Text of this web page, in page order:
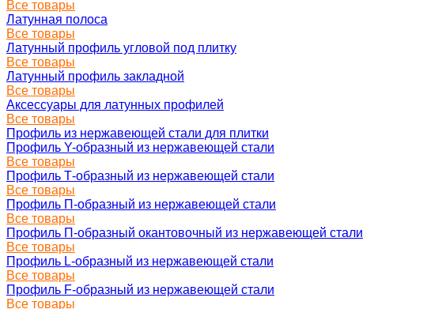
Все товары
Латунная полоса
Все товары
Латунный профиль угловой под плитку
Все товары
Латунный профиль закладной
Все товары
Аксессуары для латунных профилей
Все товары
Профиль из нержавеющей стали для плитки
Профиль Y-образный из нержавеющей стали
Все товары
Профиль Т-образный из нержавеющей стали
Все товары
Профиль П-образный из нержавеющей стали
Все товары
Профиль П-образный окантовочный из нержавеющей стали
Все товары
Профиль L-образный из нержавеющей стали
Все товары
Профиль F-образный из нержавеющей стали
Все товары